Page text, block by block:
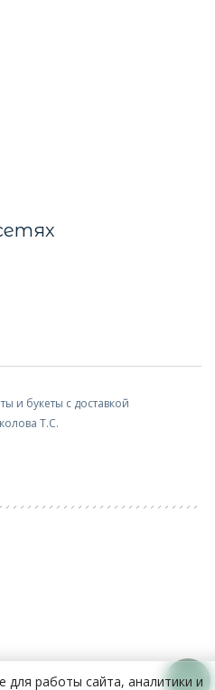
и букеты с доставкой
Т.С.
работы сайта, аналитики и